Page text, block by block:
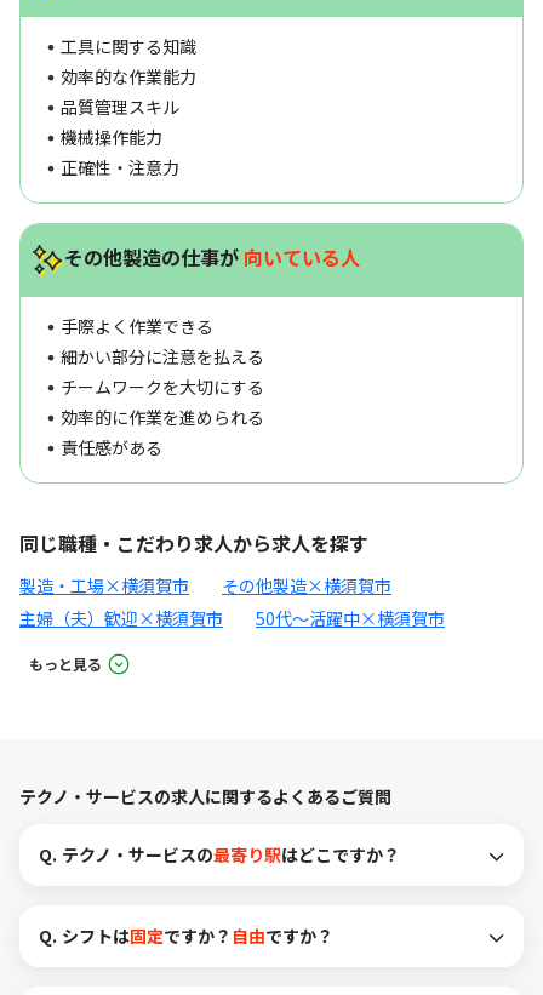
工具に関する知識
効率的な作業能力
品質管理スキル
機械操作能力
正確性・注意力
その他製造の仕事が 向いている人
手際よく作業できる
細かい部分に注意を払える
チームワークを大切にする
効率的に作業を進められる
責任感がある
同じ職種・こだわり求人から求人を探す
製造・工場×横須賀市
その他製造×横須賀市
主婦（夫）歓迎×横須賀市
50代～活躍中×横須賀市
もっと見る
テクノ・サービスの求人に関するよくあるご質問
Q. テクノ・サービスの最寄り駅はどこですか？
Q. シフトは固定ですか？ 自由ですか？